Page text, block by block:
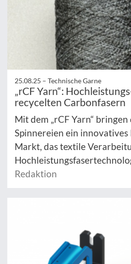
25.08.25 – Technische Garne
„rCF Yarn“:
recycelten Carbonfasern
Mit dem „rCF Yarn“
Spinnereien ein
Markt, das textile
Redaktion